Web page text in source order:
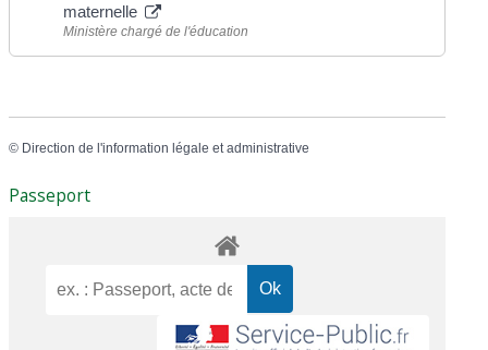
maternelle
Ministère chargé de l'éducation
© Direction de l'information légale et administrative
Passeport